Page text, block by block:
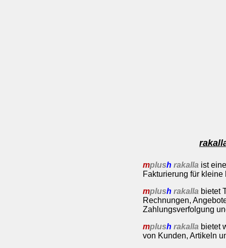
mplush rakalla ist
Fakturierung für
mplush rakalla bietet
Rechnungen,
Zahlungsverfolgung
mplush rakalla bietet
von Kunden, Artikeln